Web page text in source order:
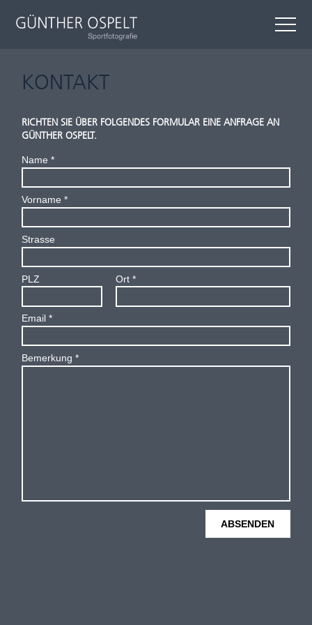
KONTAKT
RICHTEN SIE ÜBER FOLGENDES FORMULAR EINE ANFRAGE AN
GÜNTHER OSPELT.
Name
Vorname
Strasse
PLZ Ort
Email
Bemerkung
ABSENDEN